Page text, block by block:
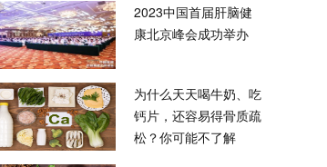
2023中国首届肝脑健
康北京峰会成功举办
为什么天天喝牛奶、吃
钙片，还容易得骨质疏
松？你可能不了解